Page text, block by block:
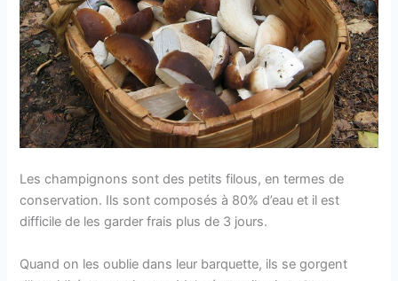
Les champignons sont des petits filous, en termes de
conservation. Ils sont composés à 80% d’eau et il est
difficile de les garder frais plus de 3 jours.
Quand on les oublie dans leur barquette, ils se gorgent